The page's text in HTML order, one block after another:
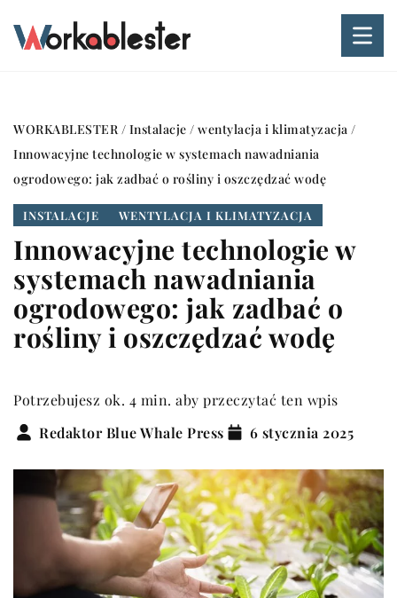
WORKABLESTER/ Instalacje / wentylacja i klimatyzacja /
Innowacyjne technologie w systemach nawadniania
ogrodowego: jak zadbać o rośliny i oszczędzać wodę
INSTALACJE WENTYLACJA I KLIMATYZACJA
Innowacyjne technologie w
systemach nawadniania
ogrodowego: jak zadbać o
rośliny i oszczędzać wodę
Potrzebujesz ok. 4 min. aby przeczytać ten wpis
Redaktor Blue Whale Press
6 stycznia 2025